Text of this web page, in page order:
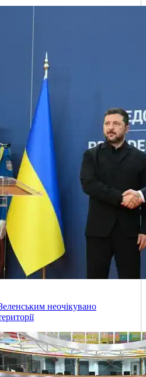
неочікувано